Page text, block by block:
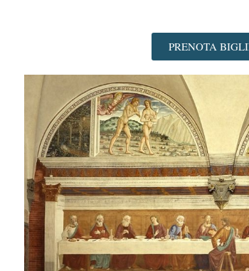
PRENOTA